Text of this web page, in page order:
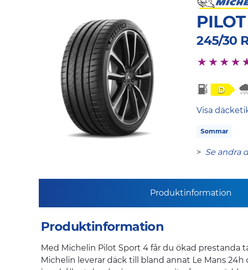
245/30
D
Visa
Sommar
> Se andra
Produktinformation
Produktinformation
Med Michelin Pilot Sport 4 får du ökad
Michelin leverar däck till bland annat Le Mans